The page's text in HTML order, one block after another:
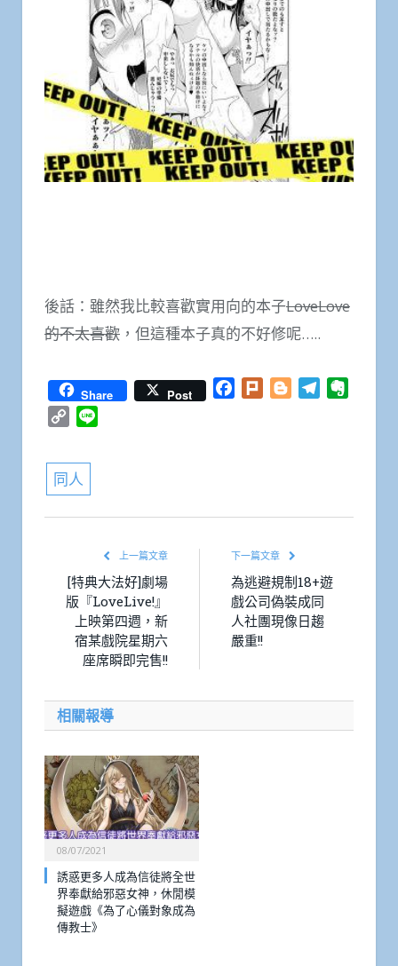
後話：雖然我比較喜歡實用向的本子LoveLove
的不太喜歡 ，但這種本子真的不好修呢…..
Share Post Facebook
Plurk BloggerTelegram
Copy
同人
上一篇文章
[特典大法好]劇場
版『LoveLive!』
上映第四週，新
宿某戲院星期六
座席瞬即完售!!
下一篇文章
為逃避規制18+遊
戲公司偽裝成同
人社團現像日趨
嚴重!!
相關報導
08/07/2021
誘惑更多人成為信徒將全世
界奉獻給邪惡女神，休閒模
擬遊戲《為了心儀對象成為
傳教士》